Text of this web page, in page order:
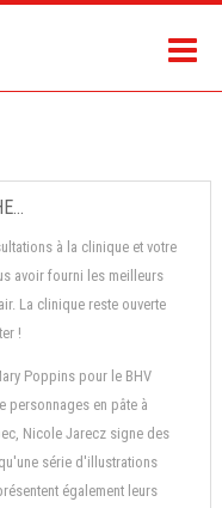
à la clinique et votre
avoir fourni les meilleurs
La clinique reste ouverte
!
Poppins pour le BHV
personnages en pâte à
Nicole Jarecz signe des
série d'illustrations
également leurs